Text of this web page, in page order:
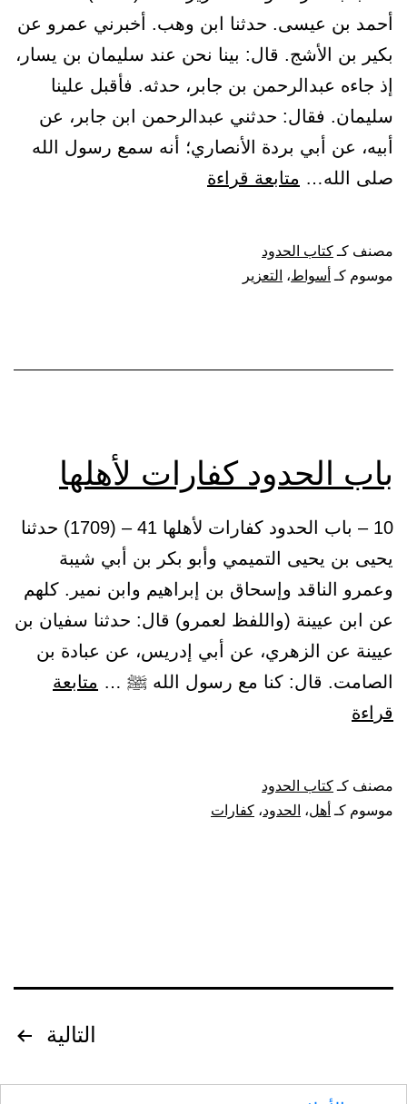
أحمد بن عيسى. حدثنا ابن وهب. أخبرني عمرو عن
بكير بن الأشج. قال: بينا نحن عند سليمان بن يسار،
إذ جاءه عبدالرحمن بن جابر، حدثه. فأقبل علينا
سليمان. فقال: حدثني عبدالرحمن ابن جابر، عن
أبيه، عن أبي بردة الأنصاري؛ أنه سمع رسول الله
صلى الله… متابعة قراءة
مصنف كـ كتاب الحدود
موسوم كـ أسواط، التعزير
باب الحدود كفارات لأهلها
10 – باب الحدود كفارات لأهلها 41 – (1709) حدثنا
يحيى بن يحيى التميمي وأبو بكر بن أبي شيبة
وعمرو الناقد وإسحاق بن إبراهيم وابن نمير. كلهم
عن ابن عيينة (واللفظ لعمرو) قال: حدثنا سفيان بن
عيينة عن الزهري، عن أبي إدريس، عن عبادة بن
الصامت. قال: كنا مع رسول الله ﷺ … متابعة
قراءة
لأهلها
مصنف كـ كتاب الحدود
موسوم كـ أهل، الحدود، كفارات
المقالات
التالية